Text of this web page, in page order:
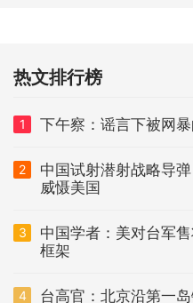
热文排行榜
1 下午察：谣言下被网
2
中国试射潜射战略导
威慑美国
3
中国学者：美对台军
框架
4
台高官：北京沿第一